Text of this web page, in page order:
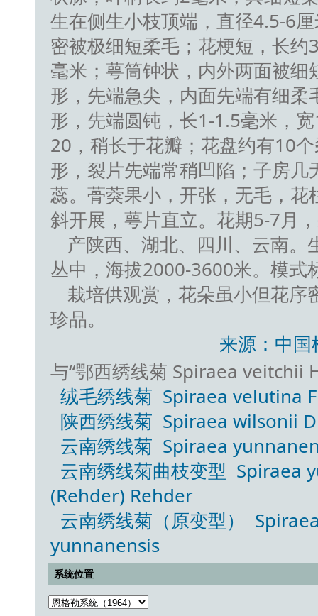
生在侧生小枝顶端，直径4.5-6
密被极细短柔毛；花梗短，长约
毫米；萼筒钟状，内外两面被细
形，先端急尖，内面先端有细柔
形，先端圆钝，长1-1.5毫米，
20，稍长于花瓣；花盘约有10
形，裂片先端常稍凹陷；子房几
蕊。蓇葖果小，开张，无毛，花
斜开展，萼片直立。花期5-7月
产陕西、湖北、四川、云南。
丛中，海拔2000-3600米。模式
栽培供观赏，花朵虽小但花序
珍品。
来源：中
与“鄂西绣线菊 Spiraea veitchii
绒毛绣线菊 Spiraea velutina
陕西绣线菊 Spiraea wilsonii
云南绣线菊 Spiraea
云南绣线菊曲枝变型 Spiraea
(Rehder) Rehder
云南绣线菊（原变型）
yunnanensis
系统位置